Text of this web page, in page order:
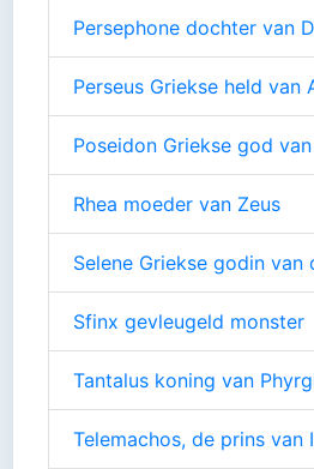
Persephone dochter van
Perseus Griekse held van
Poseidon Griekse god
Rhea moeder van Zeus
Selene Griekse godin van
Sfinx gevleugeld monster
Tantalus koning van
Telemachos, de prins van